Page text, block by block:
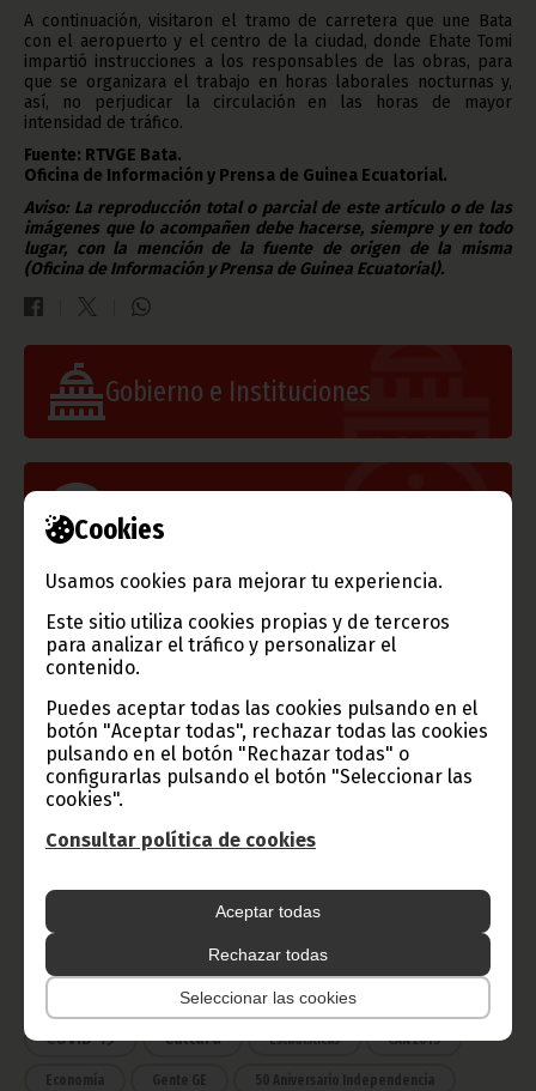
Cookies
Usamos cookies para mejorar tu experiencia.
Este sitio utiliza cookies propias y de terceros
para analizar el tráfico y personalizar el
contenido.
Puedes aceptar todas las cookies pulsando en el
botón "Aceptar todas", rechazar todas las cookies
pulsando en el botón "Rechazar todas" o
configurarlas pulsando el botón "Seleccionar las
cookies".
Consultar política de cookies
Aceptar todas
Rechazar todas
Seleccionar las cookies
A continuación, visitaron el tramo de carretera que une Bata
con el aeropuerto y el centro de la ciudad, donde Ehate Tomi
impartió instrucciones a los responsables de las obras, para
que se organizara el trabajo en horas laborales nocturnas y,
así, no perjudicar la circulación en las horas de mayor
intensidad de tráfico.
Fuente: RTVGE Bata.
Oficina de Información y Prensa de Guinea Ecuatorial.
Aviso: La reproducción total o parcial de este artículo o de las
imágenes que lo acompañen debe hacerse, siempre y en todo
lugar, con la mención de la fuente de origen de la misma
(Oficina de Información y Prensa de Guinea Ecuatorial).
Gobierno e Instituciones
Información de Guinea Ecuatorial
TVGE
Radio Nacional de Guinea
Ecuatorial
Haz click aquí para escuchar ahora
CATEGORÍAS
Noticias
África
Deportes Vicepresidencia
COVID-19 Cultura Estadísticas CAN 2015
Economía Gente GE 50 Aniversario Independencia